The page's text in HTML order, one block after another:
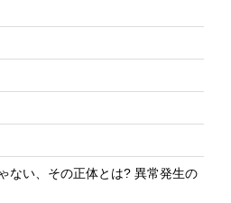
ない、その正体とは? 異常発生の